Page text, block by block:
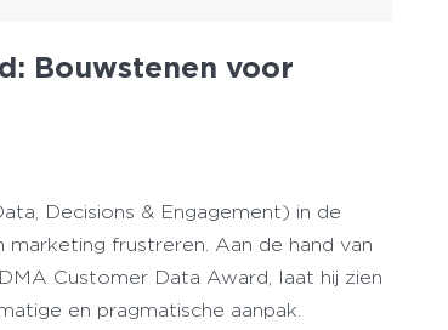
Bouwstenen voor
Decisions & Engagement) in de
frustreren. Aan de hand van
Customer Data Award, laat hij zien
en pragmatische aanpak.